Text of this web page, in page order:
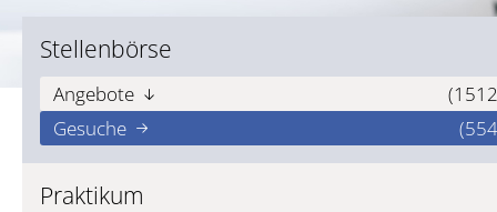
Stellenbörse
Angebote
Gesuche
Praktikum